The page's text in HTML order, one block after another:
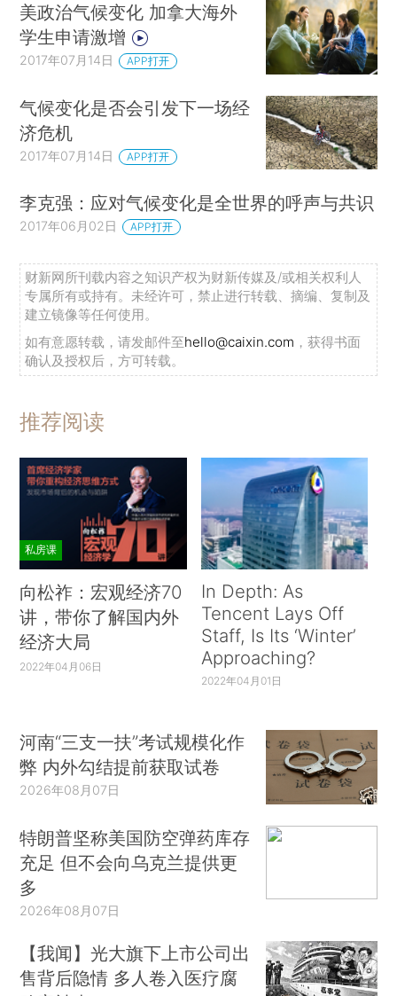
美政治气候变化 加拿大海外
学生申请激增
2017年07月14日 APP打开
气候变化是否会引发下一场经
济危机
2017年07月14日 APP打开
李克强：应对气候变化是全世界的呼声与共识
2017年06月02日 APP打开
财新网所刊载内容之知识产权为财新传媒及/或相关权利人
专属所有或持有。未经许可，禁止进行转载、摘编、复制及
建立镜像等任何使用。
如有意愿转载，请发邮件至hello@caixin.com ，获得书面
确认及授权后，方可转载。
推荐阅读
私房课
向松祚：宏观经济70
讲，带你了解国内外
经济大局
2022年04月06日
In Depth: As
Tencent Lays Off
Staff, Is Its ‘Winter’
Approaching?
2022年04月01日
河南“三支一扶”考试规模化作
弊 内外勾结提前获取试卷
2026年08月07日
特朗普坚称美国防空弹药库存
充足 但不会向乌克兰提供更
多
2026年08月07日
【我闻】光大旗下上市公司出
售背后隐情 多人卷入医疗腐